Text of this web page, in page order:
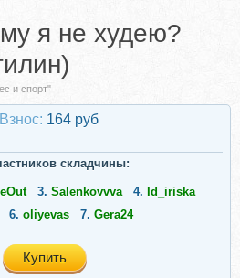
я не худею?
и спорт"
Взнос: 164 руб
складчины:
3. Salenkovvva 4. Id_iriska
6. oliyevas 7. Gera24
Купить